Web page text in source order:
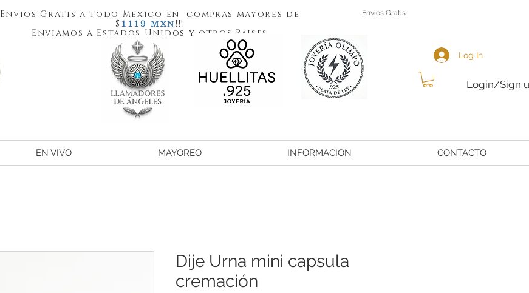
Envios Gratis a todo Mexico en compras mayores de
$ 1119 MXN!!!
Enviamos a Estados Unidos y otros Paises
Envios Gratis
Login/Sign
Log In
EN VIVO MAYOREO INFORMACION CONTACTO
Dije Urna mini capsula
cremación